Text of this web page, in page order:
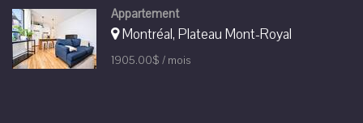
Appartement
Montréal, Plateau Mont-Royal
1905.00$ / mois